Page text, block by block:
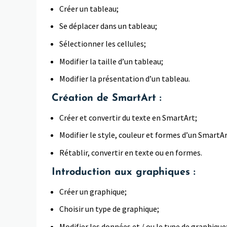
Créer un tableau;
Se déplacer dans un tableau;
Sélectionner les cellules;
Modifier la taille d’un tableau;
Modifier la présentation d’un tableau.
Création de SmartArt :
Créer et convertir du texte en SmartArt;
Modifier le style, couleur et formes d’un
Rétablir, convertir en texte ou en formes.
Introduction aux graphiques :
Créer un graphique;
Choisir un type de graphique;